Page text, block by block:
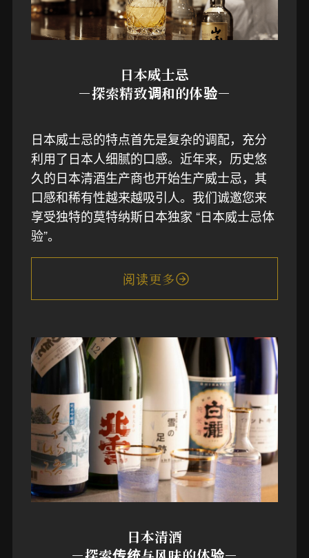
日本威士忌
－探索精致调和的体验－
日本威士忌的特点首先是复杂的调配，充分
利用了日本人细腻的口感。近年来，历史悠
久的日本清酒生产商也开始生产威士忌，其
口感和稀有性越来越吸引人。我们诚邀您来
享受独特的莫特纳斯日本独家 “日本威士忌体
验”。
阅读更多
日本清酒